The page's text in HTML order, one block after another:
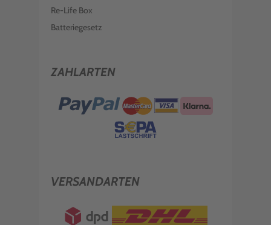
Re-Life Box
Batteriegesetz
ZAHLARTEN
VERSANDARTEN